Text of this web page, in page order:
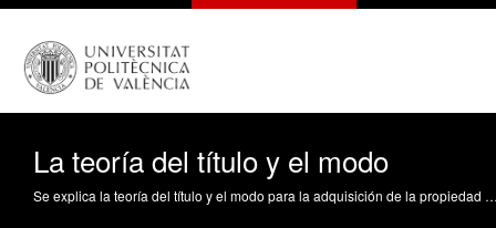
La teoría del título y el modo
Se explica la teoría del título y el modo para la adquisición de la propiedad en el Derecho español Ramón